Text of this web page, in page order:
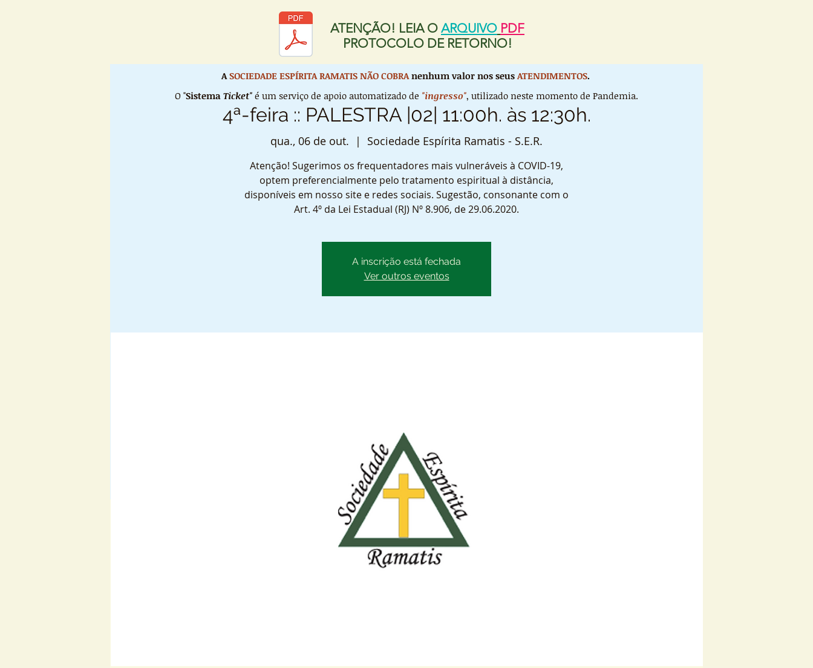
ATENÇÃO! LEIA O ARQUIVO PDF
PROTOCOLO DE RETORNO!
4ª-feira :: PALESTRA |02| 11:00h. às 12:30h.
qua., 06 de out.
  |
Sociedade Espírita Ramatis - S.E.R.
Atenção! Sugerimos os frequentadores mais vulneráveis à COVID-19,
optem preferencialmente pelo tratamento espiritual à distância,
disponíveis em nosso site e redes sociais. Sugestão, consonante com o
Art. 4º da Lei Estadual (RJ) Nº 8.906, de 29.06.2020.
A inscrição está fechada
Ver outros eventos
A SOCIEDADE ESPÍRITA RAMATIS NÃO COBRAnenhum valor nos seusATENDIMENTOS.
O "Sistema Ticket" é um serviço de apoio automatizado de "ingresso", utilizado neste momento de Pandemia.